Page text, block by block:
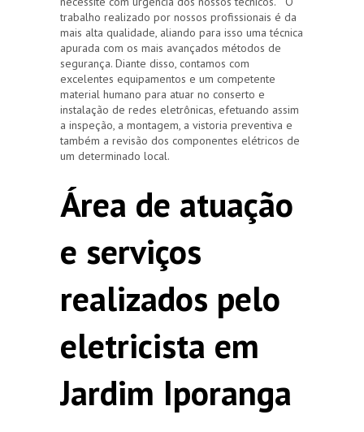
trabalho realizado por nossos profissionais é da
mais alta qualidade, aliando para isso uma técnica
apurada com os mais avançados métodos de
segurança. Diante disso, contamos com
excelentes equipamentos e um competente
material humano para atuar no conserto e
instalação de redes eletrônicas, efetuando assim
a inspeção, a montagem, a vistoria preventiva e
também a revisão dos componentes elétricos de
um determinado local.
Área de atuação
e serviços
realizados pelo
eletricista em
Jardim Iporanga